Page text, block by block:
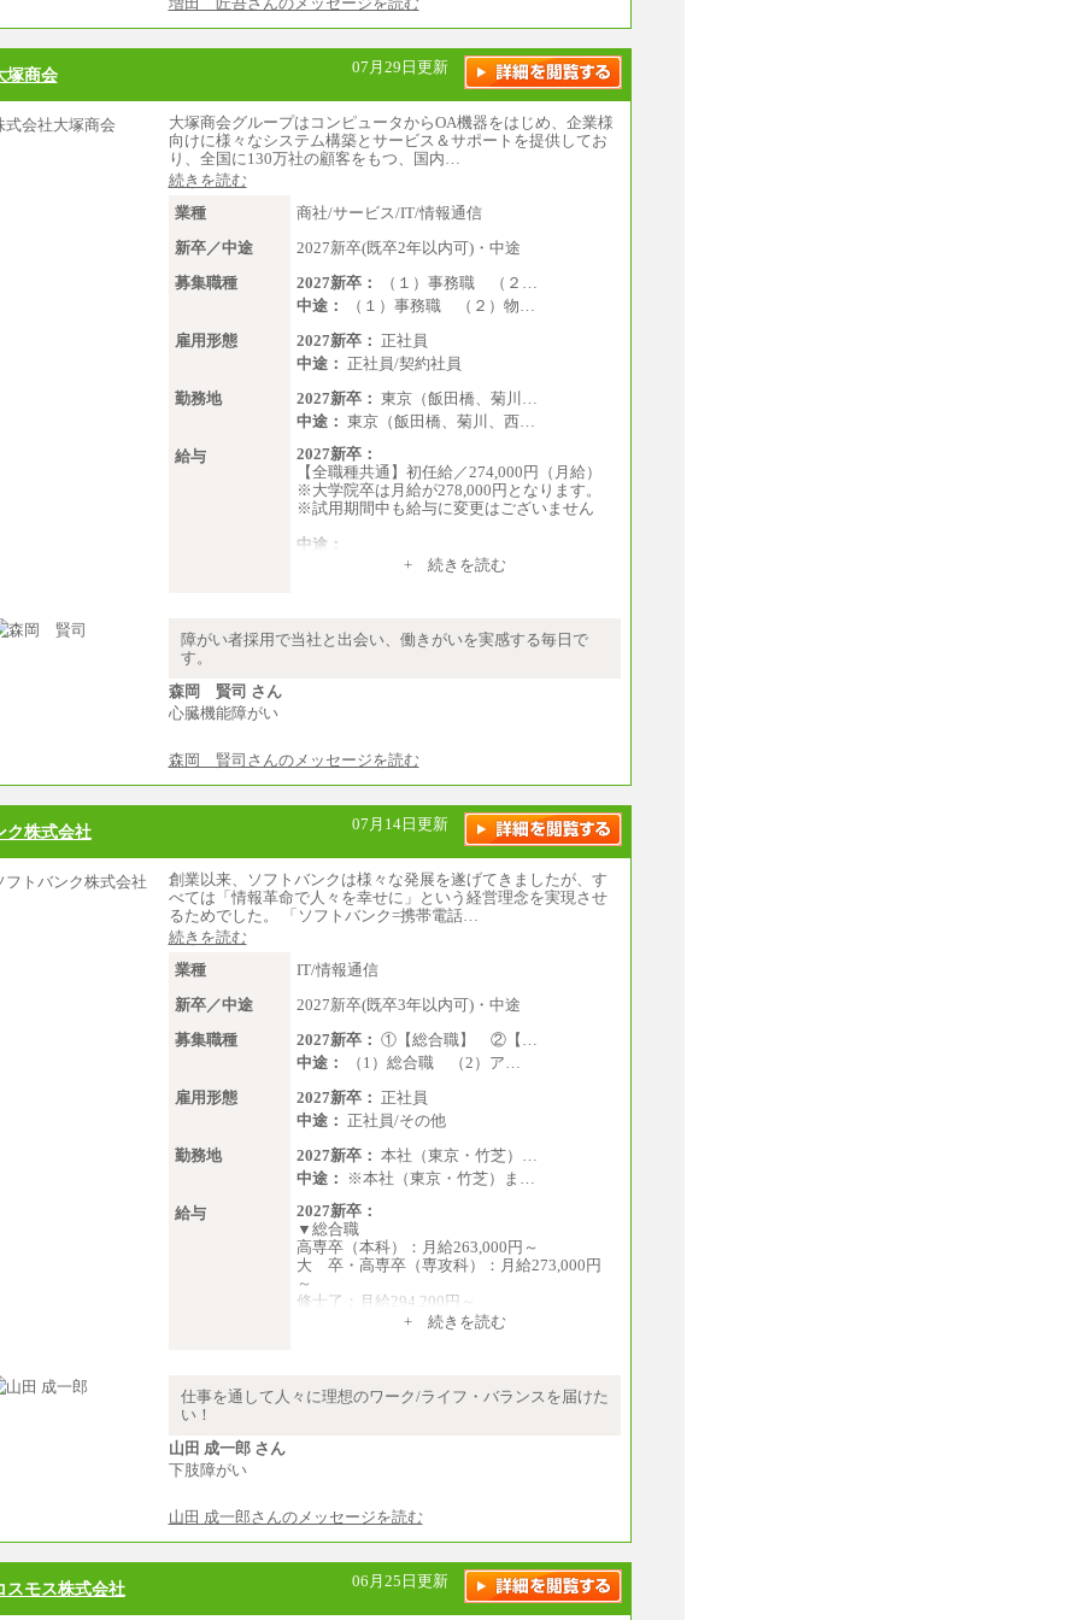
塚商会 07月29日更新
大塚商会グループはコンピュータからOA機器をはじめ、企業様
向けに様々なシステム構築とサービス＆サポートを提供してお
り、全国に130万社の顧客をもつ、国内…
続きを読む
業種
商社/サービス/IT/情報通信
新卒／中途
2027新卒(既卒2年以内可)・中途
募集職種
2027新卒：
（１）事務職 （２…
中途：
（１）事務職 （２）物…
雇用形態
2027新卒： 正社員
中途： 正社員/契約社員
勤務地
2027新卒： 東京（飯田橋、菊川…
中途： 東京（飯田橋、菊川、西…
給与
2027新卒：
【全職種共通】初任給／274,000円（月給）
※大学院卒は月給が278,000円となります。
※試用期間中も給与に変更はございません
中途：
（１）～（４）274,000円（月給）～
※業務内容・勤務形態に応じて、上記給与の
範囲内でご相談をさせていただく事がありま
+ 続きを読む
障がい者採用で当社と出会い、働きがいを実感する毎日で
す。
森岡 賢司 さん
心臓機能障がい
森岡 賢司さんのメッセージを読む
ク株式会社 07月14日更新
創業以来、ソフトバンクは様々な発展を遂げてきましたが、す
べては「情報革命で人々を幸せに」という経営理念を実現させ
るためでした。 「ソフトバンク=携帯電話…
続きを読む
業種
IT/情報通信
新卒／中途
2027新卒(既卒3年以内可)・中途
募集職種
2027新卒： ①【総合職】 ②【…
中途：
（1）総合職 （2）ア…
雇用形態
2027新卒： 正社員
中途： 正社員/その他
勤務地
2027新卒： 本社（東京・竹芝）…
中途：
※本社（東京・竹芝）ま…
給与
2027新卒：
▼総合職
高専卒（本科）：月給263,000円～
大 卒・高専卒（専攻科）：月給273,000円
～
修士了：月給294,200円～
博士了：月給304,800円～
揮できると認められる場合は、 上記の給与に
関わらず個別設定することがあります
基本月給／20万5000円以上(正社員・準社
+ 続きを読む
仕事を通して人々に理想のワーク/ライフ・バランスを届けた
い！
山田 成一郎 さん
下肢障がい
山田 成一郎さんのメッセージを読む
スモス株式会社 06月25日更新